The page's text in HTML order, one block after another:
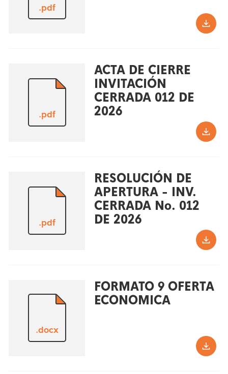
.pdf
.pdf
ACTA DE CIERRE
INVITACIÓN
CERRADA 012 DE
2026
.pdf
RESOLUCIÓN DE
APERTURA - INV.
CERRADA No. 012
DE 2026
.docx
FORMATO 9 OFERTA
ECONOMICA